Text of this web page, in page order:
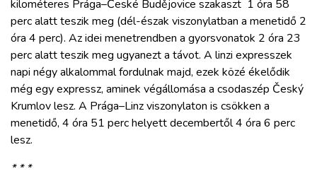
kilométeres Prága–České Budějovice szakaszt 1 óra 58
perc alatt teszik meg (dél-észak viszonylatban a menetidő 2
óra 4 perc). Az idei menetrendben a gyorsvonatok 2 óra 23
perc alatt teszik meg ugyanezt a távot. A linzi expresszek
napi négy alkalommal fordulnak majd, ezek közé ékelődik
még egy expressz, aminek végállomása a csodaszép Český
Krumlov lesz. A Prága–Linz viszonylaton is csökken a
menetidő, 4 óra 51 perc helyett decembertől 4 óra 6 perc
lesz.
* * *